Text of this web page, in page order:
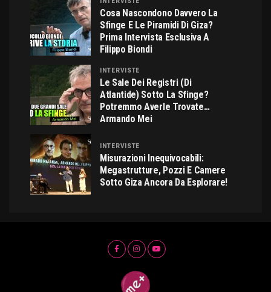
Cosa Nascondono Davvero La
Sfinge E Le Piramidi Di Giza?
Prima Intervista Esclusiva A
Filippo Biondi
INTERVISTE
Le Sale Dei Registri (di
Atlantide) Sotto La Sfinge?
Potremmo Averle Trovate…
Armando Mei
INTERVISTE
Misurazioni Inequivocabili:
Megastrutture, Pozzi E Camere
Sotto Giza Ancora Da Esplorare!